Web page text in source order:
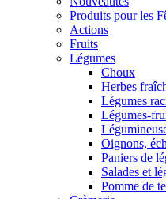
Produits pour les
Actions
Fruits
Légumes
Choux
Herbes
Légumes
Légumes-
Oignons,
Paniers de
Salades et
Pomme de